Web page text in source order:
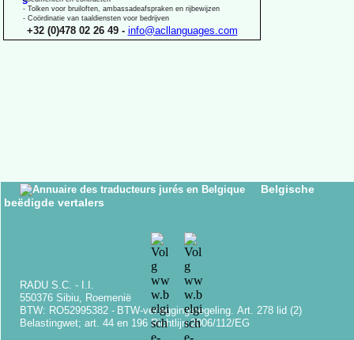
- Tolken voor bruiloften, ambassadeafspraken en rijbewijzen
- Coördinatie van taaldiensten voor bedrijven
+32 (0)478 02 26 49 - info@acllanguages.com
Belgische
beëdigde vertalers
RADU S.C. - I.I.
550376 Sibiu, Roemenië
BTW: RO52995382 - BTW-verleggingsregeling. Art. 278 lid (2)
Belastingwet; art. 44 en 196 Richtlijn 2006/112/EG